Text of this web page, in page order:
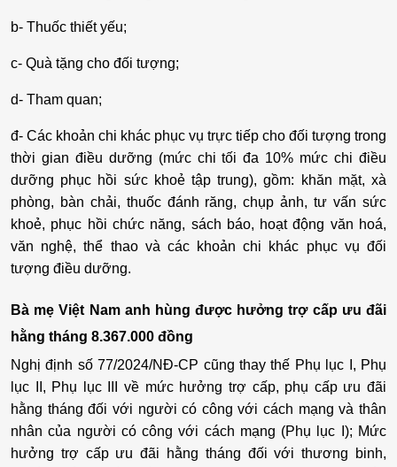
b- Thuốc thiết yếu;
c- Quà tặng cho đối tượng;
d- Tham quan;
đ- Các khoản chi khác phục vụ trực tiếp cho đối tượng trong
thời gian điều dưỡng (mức chi tối đa 10% mức chi điều
dưỡng phục hồi sức khoẻ tập trung), gồm: khăn mặt, xà
phòng, bàn chải, thuốc đánh răng, chụp ảnh, tư vấn sức
khoẻ, phục hồi chức năng, sách báo, hoạt động văn hoá,
văn nghệ, thể thao và các khoản chi khác phục vụ đối
tượng điều dưỡng.
Bà mẹ Việt Nam anh hùng được hưởng trợ cấp ưu đãi
hằng tháng 8.367.000 đồng
Nghị định số 77/2024/NĐ-CP cũng thay thế Phụ lục I, Phụ
lục II, Phụ lục III về mức hưởng trợ cấp, phụ cấp ưu đãi
hằng tháng đối với người có công với cách mạng và thân
nhân của người có công với cách mạng (Phụ lục I); Mức
hưởng trợ cấp ưu đãi hằng tháng đối với thương binh,